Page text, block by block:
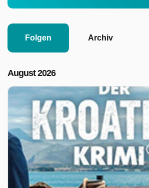
Folgen Archiv
August 2026